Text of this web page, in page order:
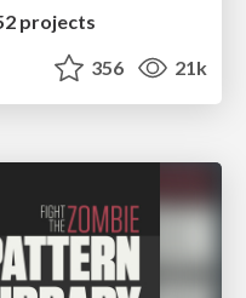
projects
356 21k